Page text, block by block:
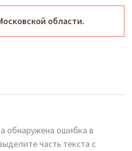
области.
обнаружена ошибка в
часть текста с